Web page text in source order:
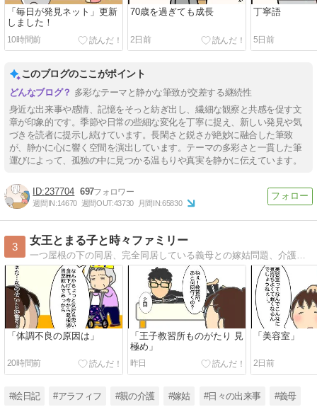
「毎日が発見ネット」更新
しました！
10時間前
70歳を過ぎても成長
2日前
丁寧語
5日前
このブログのここがポイント
多彩なテーマと静かな筆致が交差する継続性
身近な出来事や感情、記憶をそっと紡ぎ出し、繊細な観察と共感を促す文
章が印象的です。季節や日常の些細な変化を丁寧に捉え、新しい発見や気
づきを読者に提示し続けています。長閑さと鋭さが絶妙に融合した筆致
が、静かに心に響く空間を演出しています。テーマの多彩さと一貫した筆
運びによって、孤独の中に見つかる温もりや真実を静かに伝えています。
237704 697
週間IN:14670 週間OUT:43730 月間IN:65830
3
女王とまる子と時々ファミリー
一つ屋根の下の同居、完全同居している義母との嫁姑問題、介護に対する嫁の愚痴メインのブログです。
「体調不良の原因は」
20時間前
「王子教習所ものがたり 見
極め」
昨日
「美容室」
2日前
#絵日記 #アラフィフ #親の介護 #嫁姑 #日々の出来事 #義母